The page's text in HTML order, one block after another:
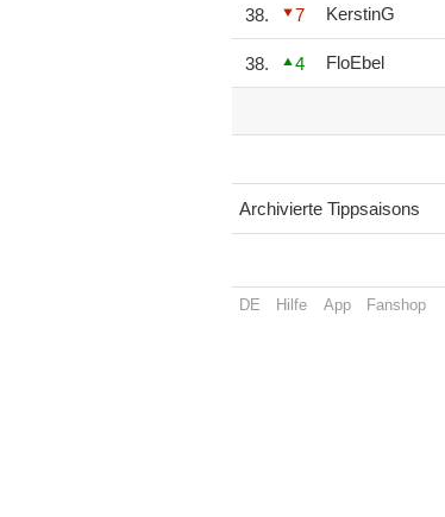
38. 7 KerstinG
38. 4 FloEbel
Archivierte Tippsaisons
DE Hilfe App Fanshop